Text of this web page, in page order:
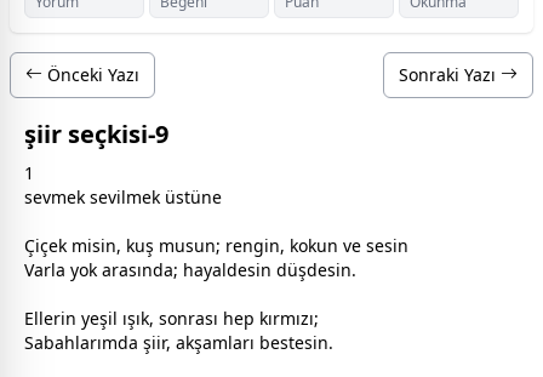
Önceki Yazı Sonraki Yazı
şiir seçkisi-9
1
sevmek sevilmek üstüne
Çiçek misin, kuş musun; rengin, kokun ve sesin
Varla yok arasında; hayaldesin düşdesin.
Ellerin yeşil ışık, sonrası hep kırmızı;
Sabahlarımda şiir, akşamları bestesin.